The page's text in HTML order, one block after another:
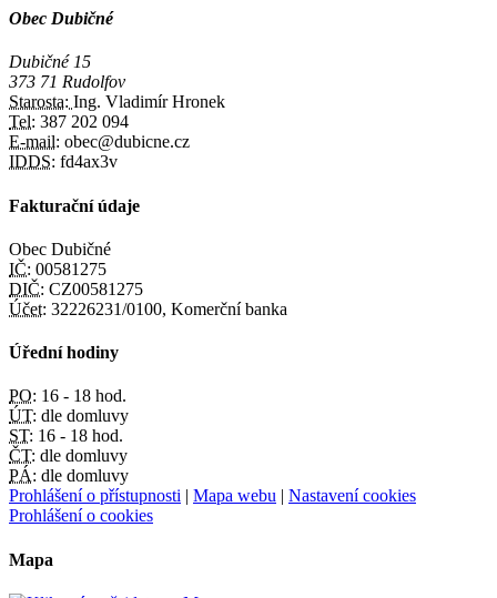
Obec Dubičné
Dubičné 15
373 71 Rudolfov
Starosta: Ing. Vladimír Hronek
Tel: 387 202 094
E-mail: obec@dubicne.cz
IDDS: fd4ax3v
Fakturační údaje
Obec Dubičné
IČ: 00581275
DIČ: CZ00581275
Účet: 32226231/0100, Komerční banka
Úřední hodiny
PO: 16 - 18 hod.
ÚT: dle domluvy
ST: 16 - 18 hod.
ČT: dle domluvy
PÁ: dle domluvy
Prohlášení o přístupnosti | Mapa webu | Nastavení cookies
Prohlášení o cookies
Mapa